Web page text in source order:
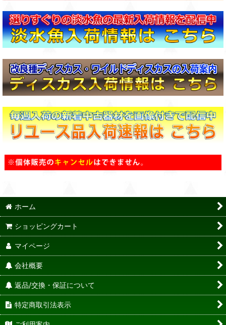
ホーム
ショッピングカート
マイページ
会社概要
返品/交換・保証について
特定商取引法表示